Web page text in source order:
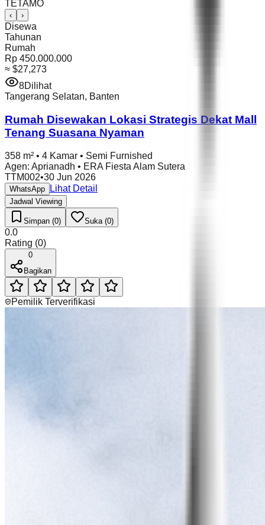
TETAMO
‹ ›
Disewa
Tahunan
Rumah
Rp 450.000.000
≈ $27,273
8Dilihat
Tangerang Selatan, Banten
Rumah Disewakan Lokasi Strategis Dekat Mall
Tenang Suasana Nyaman
358 m² • 4 Kamar • Semi Furnished
Agen: Aprianadh • ERA Fiesta Alam Sutera
TTM002•30 Jun 2026
WhatsApp Lihat Detail
Jadwal Viewing
Simpan (0) Suka (0)
0.0
Rating (0)
0
Bagikan
Pemilik Terverifikasi